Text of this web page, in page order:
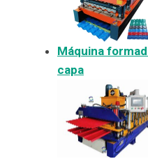
Máquina
capa